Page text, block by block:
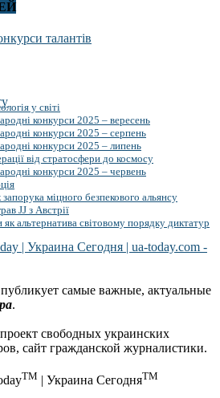
у світі
конкурси 2025 – вересень
конкурси 2025 – серпень
конкурси 2025 – липень
від стратосфери до космосу
конкурси 2025 – червень
міцного безпекового альянсу
JJ з Австрії
як альтернатива світовому порядку диктатур
публикует самые важные, актуальные
.
свободных украинских
сайт гражданской журналистики.
TM | Украина СегодняTM